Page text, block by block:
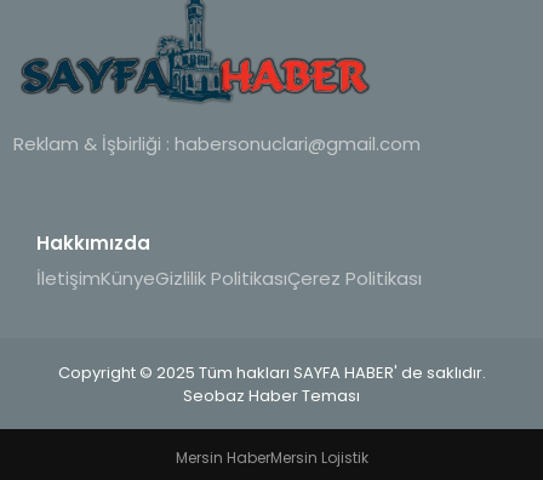
Reklam & İşbirliği : habersonuclari@gmail.com
Hakkımızda
İletişimKünyeGizlilik PolitikasıÇerez Politikası
Copyright © 2025 Tüm hakları SAYFA HABER' de saklıdır.
Seobaz Haber Teması
Mersin HaberMersin Lojistik